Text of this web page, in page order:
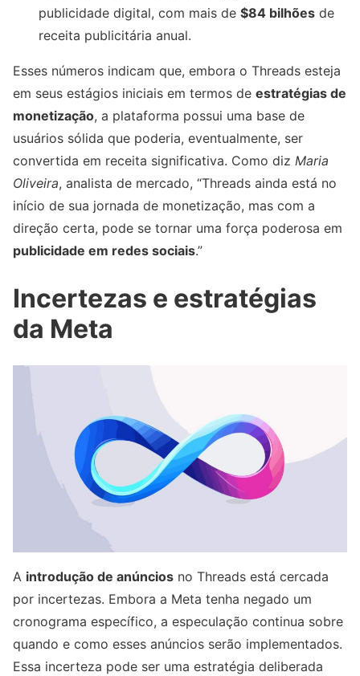
publicidade digital, com mais de $84 bilhões de
receita publicitária anual.
Esses números indicam que, embora o Threads esteja
em seus estágios iniciais em termos de estratégias de
monetização, a plataforma possui uma base de
usuários sólida que poderia, eventualmente, ser
convertida em receita significativa. Como diz Maria
Oliveira, analista de mercado, “Threads ainda está no
início de sua jornada de monetização, mas com a
direção certa, pode se tornar uma força poderosa em
publicidade em redes sociais.”
Incertezas e estratégias
da Meta
A introdução de anúncios no Threads está cercada
por incertezas. Embora a Meta tenha negado um
cronograma específico, a especulação continua sobre
quando e como esses anúncios serão implementados.
Essa incerteza pode ser uma estratégia deliberada